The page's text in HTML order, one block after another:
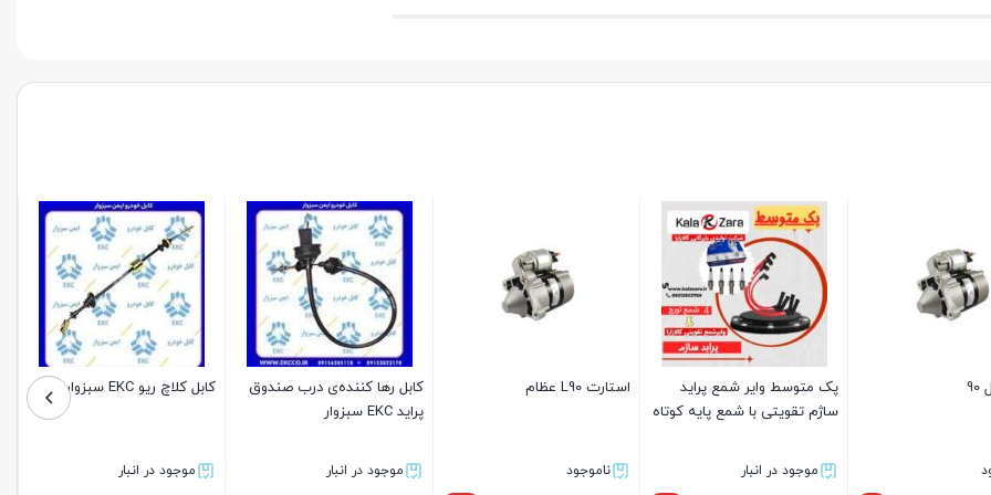
رها کننده‌ی درب صندوق
موجود در انبار
کابل کلاچ ریو EKC سبزوار
موجود در انبار
موجود در انبار
تومان1,660,000
اتوماتیک استارت پراید فنام
موجود در انبار
1,694,000
تومان
مجموعه شفت و گیربکس
استارت پیکان فنام
ناموجود
برای قیمت تماس بگیرید